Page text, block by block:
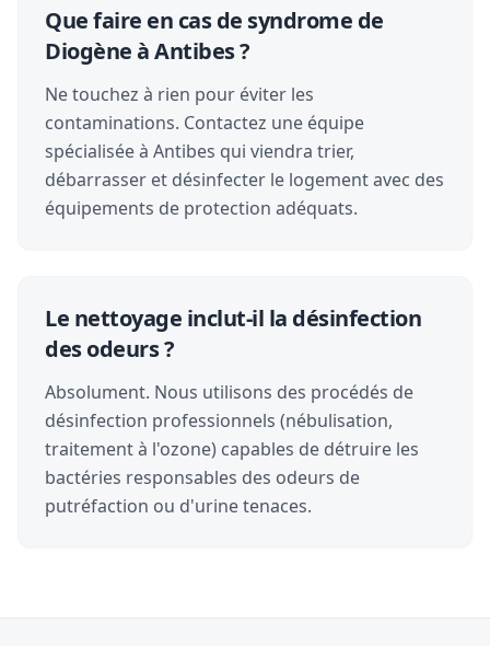
Que faire en cas de syndrome de
Diogène à Antibes ?
Ne touchez à rien pour éviter les
contaminations. Contactez une équipe
spécialisée à Antibes qui viendra trier,
débarrasser et désinfecter le logement avec des
équipements de protection adéquats.
Le nettoyage inclut-il la désinfection
des odeurs ?
Absolument. Nous utilisons des procédés de
désinfection professionnels (nébulisation,
traitement à l'ozone) capables de détruire les
bactéries responsables des odeurs de
putréfaction ou d'urine tenaces.